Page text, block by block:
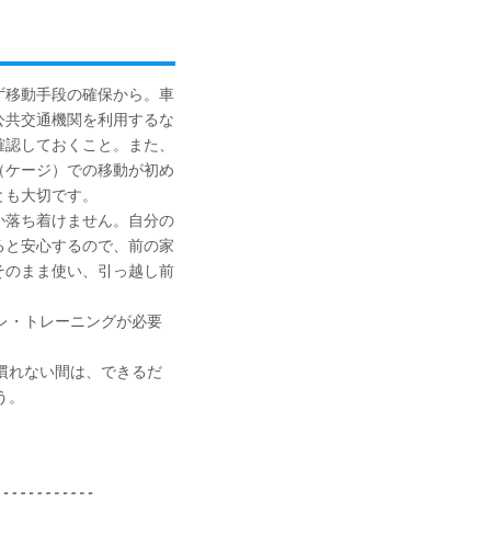
動手段の確保から。車
交通機関を利用するな
しておくこと。また、
ージ）での移動が初め
大切です。
ち着けません。自分の
安心するので、前の家
まま使い、引っ越し前
トレーニングが必要
ない間は、できるだ